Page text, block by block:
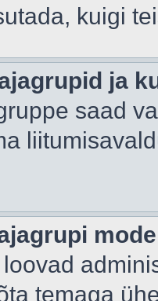
kuigi
ja
saad
temaga